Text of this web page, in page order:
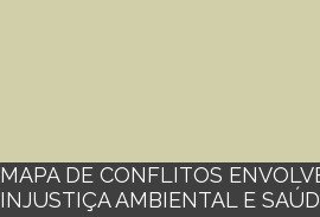
MAPA DE CONFLITOS
INJUSTIÇA AMBIENTAL E